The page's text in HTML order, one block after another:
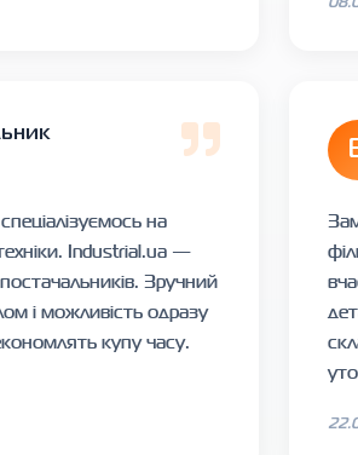
на
Industrial.ua —
Зручний
і можливість одразу
купу часу.